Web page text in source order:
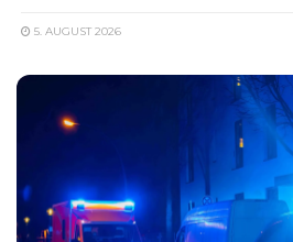
5. AUGUST 2026